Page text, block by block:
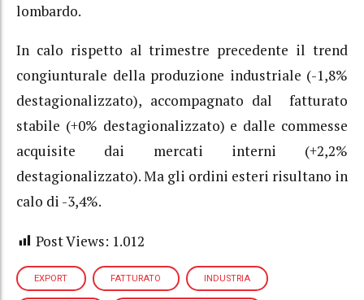
lombardo.
In calo rispetto al trimestre precedente il trend
congiunturale della produzione industriale (-1,8%
destagionalizzato), accompagnato dal fatturato
stabile (+0% destagionalizzato) e dalle commesse
acquisite dai mercati interni (+2,2%
destagionalizzato). Ma gli ordini esteri risultano in
calo di -3,4%.
Post Views: 1.012
EXPORT FATTURATO INDUSTRIA